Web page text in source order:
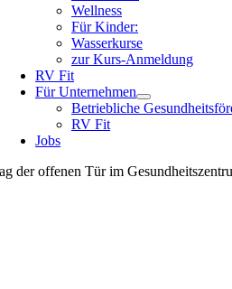
Wellness
Für Kinder:
Wasserkurse
zur Kurs-Anmeldung
RV Fit
Für Unternehmen
Betriebliche
RV Fit
Jobs
der offenen Tür im